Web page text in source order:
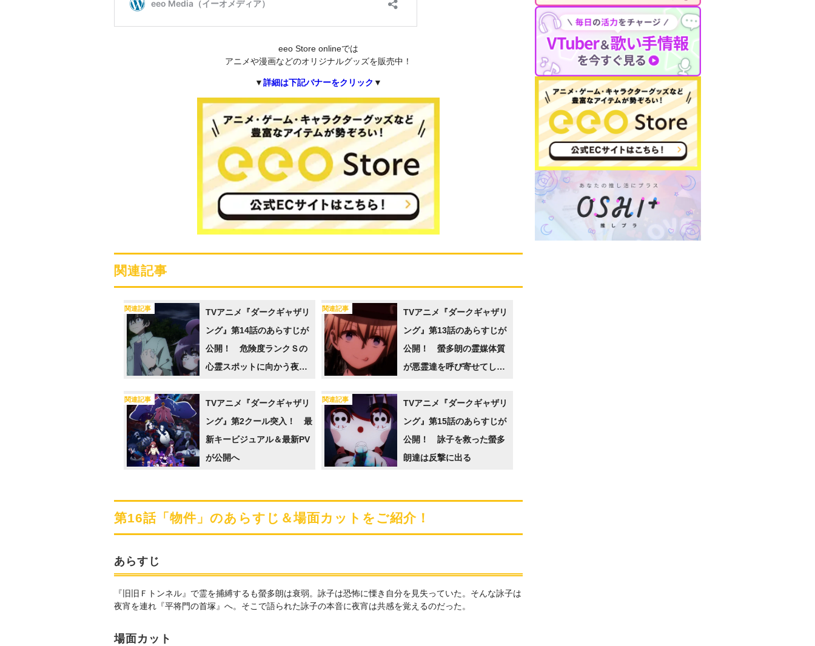
eeo Store onlineでは
アニメや漫画などのオリジナルグッズを販売中！
▼詳細は下記バナーをクリック ▼
関連記事
関連記事
TVアニメ『ダークギャザリ
ング』第14話のあらすじが
公開！ 危険度ランクＳの
心霊スポットに向かう夜宵
関連記事
TVアニメ『ダークギャザリ
ング』第13話のあらすじが
公開！ 螢多朗の霊媒体質
が悪霊達を呼び寄せてしま
関連記事
TVアニメ『ダークギャザリ
ング』第2クール突入！ 最
新キービジュアル＆最新PV
が公開へ
関連記事
TVアニメ『ダークギャザリ
ング』第15話のあらすじが
公開！ 詠子を救った螢多
朗達は反撃に出る
第16話「物件」のあらすじ＆場面カットをご紹介！
あらすじ
『旧旧Ｆトンネル』で霊を捕縛するも螢多朗は衰弱。詠子は恐怖に慄き自分を見失っていた。そんな詠子は
夜宵を連れ『平将門の首塚』へ。そこで語られた詠子の本音に夜宵は共感を覚えるのだった。
場面カット